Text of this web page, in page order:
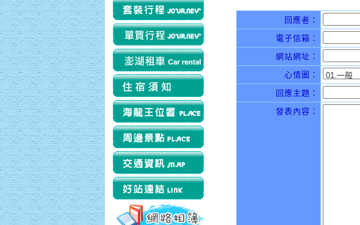
回應者：
電子信箱：
網站網址：
心情圖：
回應主題：
發表內容：